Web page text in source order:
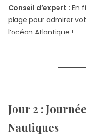
Conseil d’expert : En
plage pour admirer
l’océan Atlantique !
Jour 2 :
Nautiques